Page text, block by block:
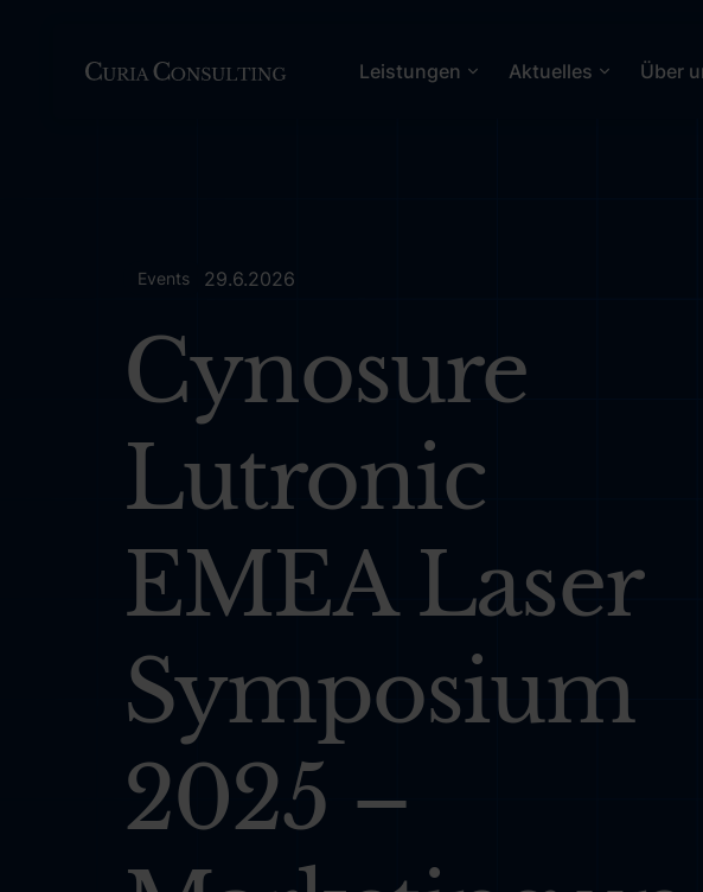
Leistungen Aktuelles Über
Events 29.6.2026
Cynosure
Lutronic
EMEA Laser
Symposium
2025 –